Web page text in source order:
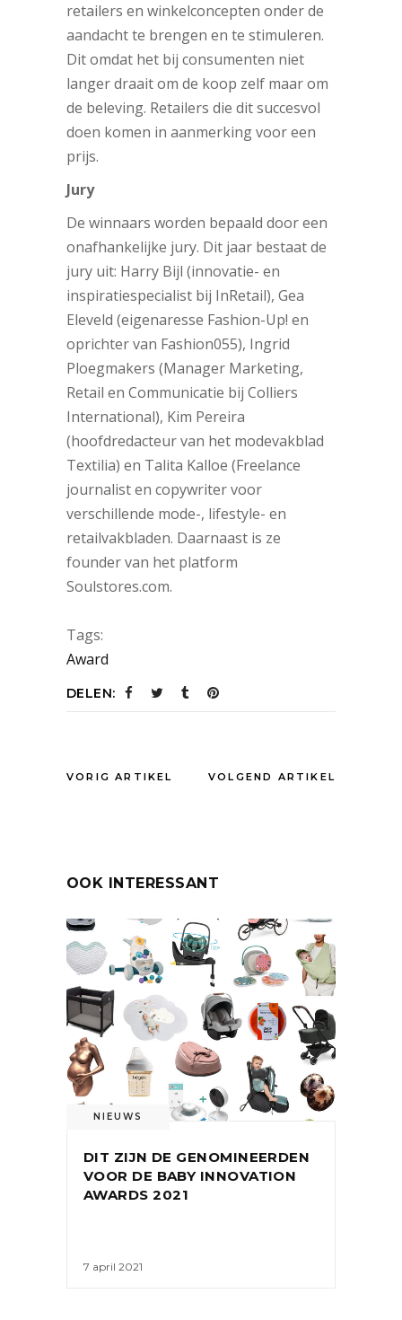
retailers en winkelconcepten onder de
aandacht te brengen en te stimuleren.
Dit omdat het bij consumenten niet
langer draait om de koop zelf maar om
de beleving. Retailers die dit succesvol
doen komen in aanmerking voor een
prijs.
Jury
De winnaars worden bepaald door een
onafhankelijke jury. Dit jaar bestaat de
jury uit: Harry Bijl (innovatie- en
inspiratiespecialist bij InRetail), Gea
Eleveld (eigenaresse Fashion-Up! en
oprichter van Fashion055), Ingrid
Ploegmakers (Manager Marketing,
Retail en Communicatie bij Colliers
International), Kim Pereira
(hoofdredacteur van het modevakblad
Textilia) en Talita Kalloe (Freelance
journalist en copywriter voor
verschillende mode-, lifestyle- en
retailvakbladen. Daarnaast is ze
founder van het platform
Soulstores.com.
Tags:
Award
DELEN:
VORIG ARTIKEL VOLGEND ARTIKEL
OOK INTERESSANT
NIEUWS
DIT ZIJN DE GENOMINEERDEN
VOOR DE BABY INNOVATION
AWARDS 2021
7 april 2021